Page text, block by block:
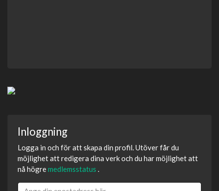
Inloggning
Logga in och för att skapa din profil. Utöver får du
möjlighet att redigera dina verk och du har möjlighet att
nå högremedlemsstatus .